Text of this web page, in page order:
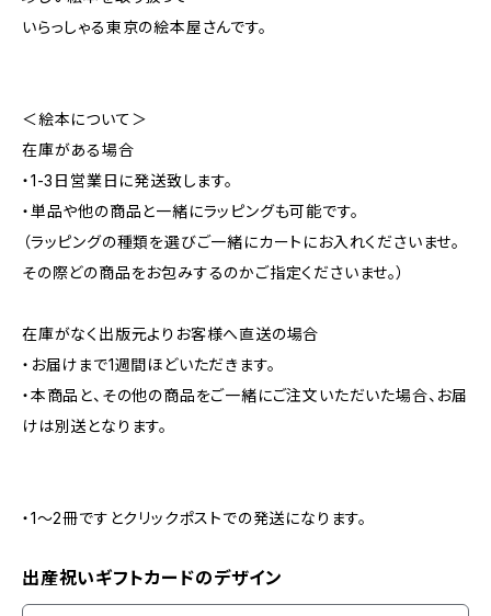
いらっしゃる東京の絵本屋さんです。
＜絵本について＞
在庫がある場合
・1-3日営業日に発送致します。
・単品や他の商品と一緒にラッピングも可能です。
（ラッピングの種類を選びご一緒にカートにお入れくださいませ。
その際どの商品をお包みするのかご指定くださいませ。）
在庫がなく出版元よりお客様へ直送の場合
・お届けまで1週間ほどいただきます。
・本商品と、その他の商品をご一緒にご注文いただいた場合、お届
けは別送となります。
・1～2冊ですとクリックポストでの発送になります。
出産祝いギフトカードのデザイン